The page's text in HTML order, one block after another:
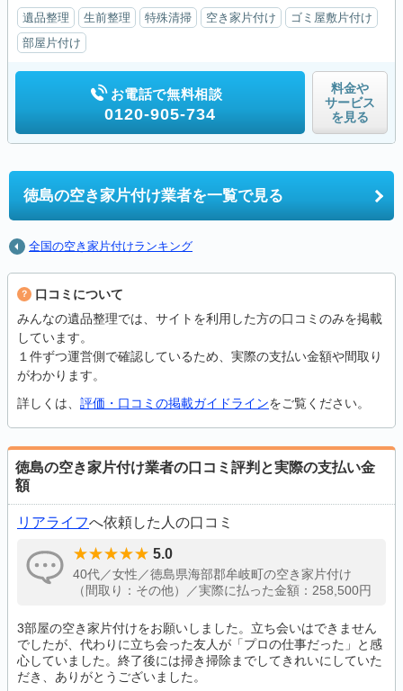
遺品整理 生前整理 特殊清掃 空き家片付け
ゴミ屋敷片付け
部屋片付け
お電話で無料相談
0120-905-734
料金や
サービス
を見る
徳島の空き家片付け業者を一覧で見る
全国の空き家片付けランキング
口コミについて
みんなの遺品整理では、サイトを利用した方の口コミのみを掲載
しています。
１件ずつ運営側で確認しているため、実際の支払い金額や間取り
がわかります。
詳しくは、 評価・口コミの掲載ガイドラインをご覧ください。
徳島の空き家片付け業者の口コミ評判と実際の支払い金
額
リアライフへ依頼した人の口コミ
5.0
40代／女性／徳島県海部郡牟岐町の空き家片付け
（間取り：その他）／実際に払った金額：258,500円
3部屋の空き家片付けをお願いしました。立ち会いはできません
でしたが、代わりに立ち会った友人が「プロの仕事だった」と感
心していました。終了後には掃き掃除までしてきれいにしていた
だき、ありがとうございました。